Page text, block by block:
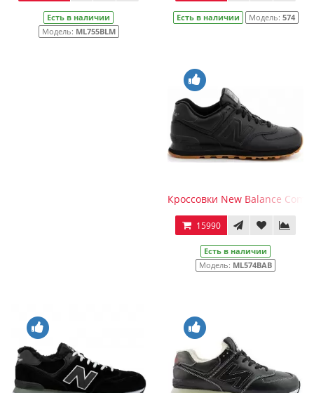
Есть в наличии
Модель: ML755BLM
Есть в наличии Модель: 574
Кроссовки New Balance
15990
Есть в наличии
Модель: ML574BAB